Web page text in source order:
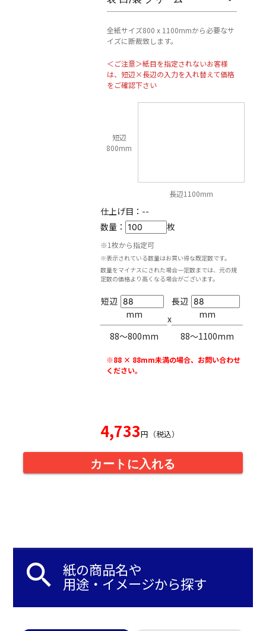
全紙サイズ800 x 1100mmから必要なサ
イズに断裁致します。
＜ご注意＞紙目を指定されないお客様
は、短辺×長辺の入力を入れ替えて価格
をご確認下さい
短辺
800mm
長辺1100mm
仕上げ目： --
数量：
枚
※1枚から指定可
※表示されている数量はお買い得な既定数です。
数量をマイナスにされた場合一定数までは、元の規
定数の価格より高くなる場合がございます。
短辺
mm
88〜800mm
x
長辺
mm
88〜1100mm
※88 × 88mm未満の場合、お問い合わせ
ください。
4,733円（税込）
カートに入れる
search 紙の商品名や
用途・イメージから探す